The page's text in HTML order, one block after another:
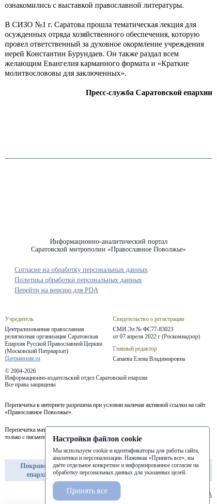
ознакомились с выставкой православной литературы.
В СИЗО №1 г. Саратова прошла тематическая лекция для
осужденных отряда хозяйственного обеспечения, которую
провел ответственный за духовное окормление учреждения
иерей Константин Бурундаев. Он также раздал всем
желающим Евангелия карманного формата и «Краткие
молитвослововы для заключенных».
Пресс-служба Саратовской епархии
Информационно-аналитический портал
Саратовской митрополии «Православное Поволжье»
Учредитель
Централизованная православная
религиозная организация Саратовская
Епархия Русской Православной Церкви
(Московский Патриархат)
Патриархия.ru
Свидетельство о регистрации
СМИ Эл № ФС77-83023
от 07 апреля 2022 г (Роскомнадзор)
Главный редактор
Сапаева Елена Владимировна
© 2004-2026
Информационно-издательский отдел Саратовской епархии
Все права защищены
Согласие на обработку персональных данных
Политика обработки персональных данных
Перепечатка в интернете разрешена при условии наличия активной ссылки на сайт
«Православное Поволжье».
Перепечатка материалов портала в печатных изданиях (книгах, прессе) возможна
только с письменного разрешения редакции.
Покровская
епархия
Балашовская
епархия
Балаковская
епархия
Перейти на версию для PDA
Настройки файлов cookie
Мы используем cookie и идентификаторы для работы сайта,
аналитики и персонализации. Нажимая «Принять все», вы
даёте отдельное конкретное и информированное согласие на
обработку персональных данных для указанных целей.
Принять все